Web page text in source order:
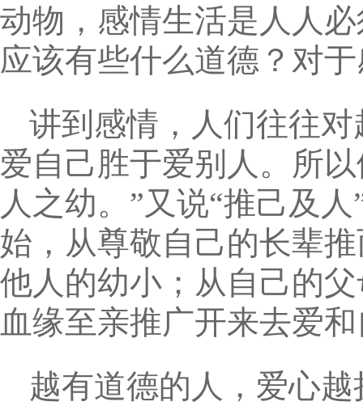
动物，感情生活是人人
应该有些什么道德？对
讲到感情，人们往往
爱自己胜于爱别人。所
人之幼。”又说“推己及
始，从尊敬自己的长辈
他人的幼小；从自己的
血缘至亲推广开来去爱
越有道德的人，爱心